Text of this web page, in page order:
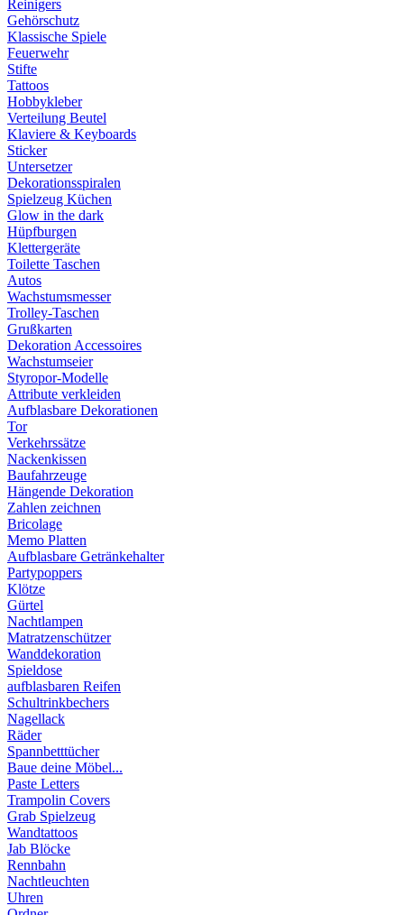
Reinigers
Gehörschutz
Klassische Spiele
Feuerwehr
Stifte
Tattoos
Hobbykleber
Verteilung Beutel
Klaviere & Keyboards
Sticker
Untersetzer
Dekorationsspiralen
Spielzeug Küchen
Glow in the dark
Hüpfburgen
Klettergeräte
Toilette Taschen
Autos
Wachstumsmesser
Trolley-Taschen
Grußkarten
Dekoration Accessoires
Wachstumseier
Styropor-Modelle
Attribute verkleiden
Aufblasbare Dekorationen
Tor
Verkehrssätze
Nackenkissen
Baufahrzeuge
Hängende Dekoration
Zahlen zeichnen
Bricolage
Memo Platten
Aufblasbare Getränkehalter
Partypoppers
Klötze
Gürtel
Nachtlampen
Matratzenschützer
Wanddekoration
Spieldose
aufblasbaren Reifen
Schultrinkbechers
Nagellack
Räder
Spannbetttücher
Baue deine Möbel...
Paste Letters
Trampolin Covers
Grab Spielzeug
Wandtattoos
Jab Blöcke
Rennbahn
Nachtleuchten
Uhren